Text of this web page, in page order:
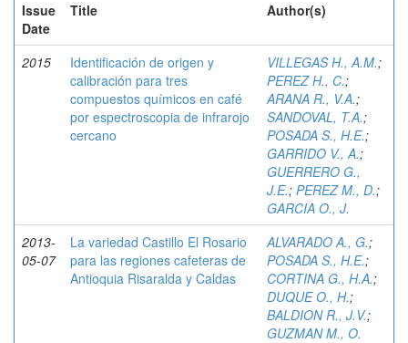
Issue
Date
Title Author(s)
2015
Identificación de origen y
calibración para tres
compuestos químicos en café
por espectroscopia de infrarojo
cercano
VILLEGAS H., A.M.;
PEREZ H., C.;
ARANA R., V.A.;
SANDOVAL, T.A.;
POSADA S., H.E.;
GARRIDO V., A.;
GUERRERO G.,
J.E.; PEREZ M., D.;
GARCIA O., J.
2013-
05-07
La variedad Castillo El Rosario
para las regiones cafeteras de
Antioquia Risaralda y Caldas
ALVARADO A., G.;
POSADA S., H.E.;
CORTINA G., H.A.;
DUQUE O., H.;
BALDION R., J.V.;
GUZMAN M., O.